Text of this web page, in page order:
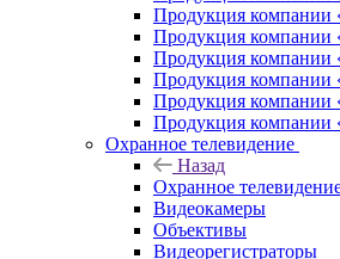
Продукция компании
Продукция
Продукция компании
Продукция компании
Продукция компании
Продукция компании
Охранное телевидение
Назад
Охранное
Видеокамеры
Объективы
Видеорегистраторы